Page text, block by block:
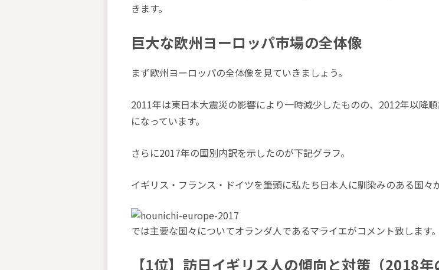
きます。
巨大な欧州ヨーロッパ市場の全体像
まず欧州ヨーロッパの全体像を見ていきましょう。
2011年は東日本大震災の影響により一時減少したものの、2012年以降
になっています。
さらに2017年の国別内訳を示したのが下記グラフ。
イギリス・フランス・ドイツを筆頭に私たち日本人に馴染みのある国々
では主要な国々についてオランダ人であるマライエがコメント致します。
【1位】訪日イギリス人の傾向と対策（2018年